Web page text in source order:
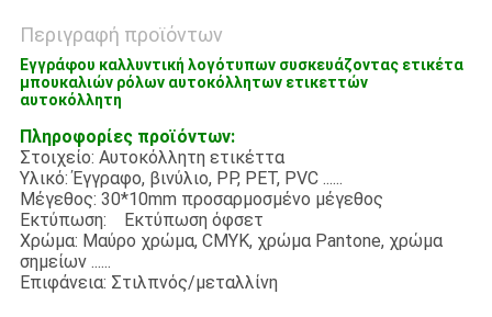
Περιγραφή προϊόντων
Εγγράφου καλλυντική λογότυπων συσκευάζοντας ετικέτα
μπουκαλιών ρόλων αυτοκόλλητων ετικεττών
αυτοκόλλητη
Πληροφορίες προϊόντων:
Στοιχείο: Αυτοκόλλητη ετικέττα
Υλικό: Έγγραφο, βινύλιο, PP, PET, PVC ......
Μέγεθος: 30*10mm προσαρμοσμένο μέγεθος
Εκτύπωση: Εκτύπωση όφσετ
Χρώμα: Μαύρο χρώμα, CMYK, χρώμα Pantone, χρώμα
σημείων ......
Επιφάνεια: Στιλπνός/μεταλλίνη